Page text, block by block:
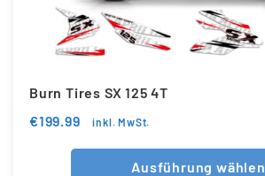
Burn Tires SX 125 4T
€199.99 inkl. MwSt.
Ausführung wählen